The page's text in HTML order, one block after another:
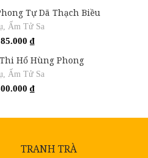
Tự Dã Thạch Biều
, Ấm Tử Sa
₫
Hổ Hùng Phong
, Ấm Tử Sa
₫
TRANH TRÀ